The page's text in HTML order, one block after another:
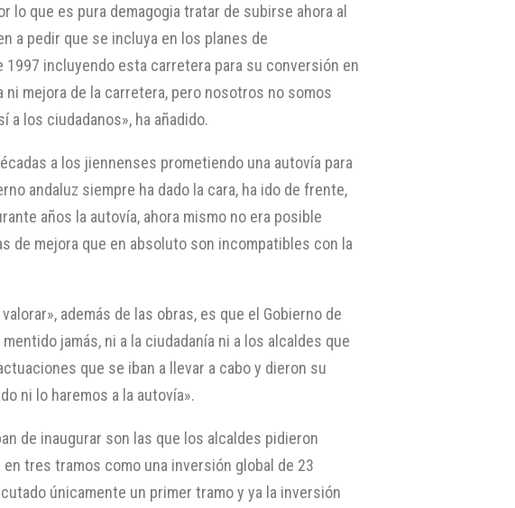
lo que es pura demagogia tratar de subirse ahora al
a pedir que se incluya en los planes de
incluyendo esta carretera para su conversión en
ni mejora de la carretera, pero nosotros no somos
los ciudadanos», ha añadido.
a los jiennenses prometiendo una autovía para
andaluz siempre ha dado la cara, ha ido de frente,
años la autovía, ahora mismo no era posible
de mejora que en absoluto son incompatibles con la
además de las obras, es que el Gobierno de
jamás, ni a la ciudadanía ni a los alcaldes que
que se iban a llevar a cabo y dieron su
ni lo haremos a la autovía».
de inaugurar son las que los alcaldes pidieron
tres tramos como una inversión global de 23
únicamente un primer tramo y ya la inversión